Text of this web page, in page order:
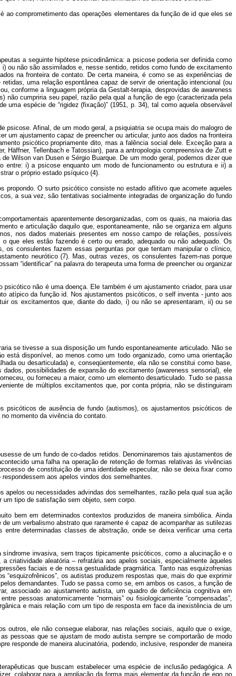
ao comprometimento das operações elementares da função de id que eles se
a seguinte hipótese psicodinâmica: a psicose poderia ser definida como
ou não são assimilados e, nesse sentido, retidos como fundo de excitamento
na fronteira de contato. De certa maneira, é como se as experiências de
uma relação espontânea capaz de servir de orientação intencional (ou
conforme a linguagem própria da Gestalt-terapia, desprovidas de awareness
cumpriria seu papel, razão pela qual a função de ego (caracterizada pela
espécie de “rigidez (fixação)” (1951, p. 34), tal como aquela observável
psicose. Afinal, de um modo geral, a psiquiatria se ocupa mais do malogro de
um ajustamento capaz de preencher ou articular, junto aos dados na fronteira
psicótico propriamente dito, mas a falência social dele. Exceção para a
Häffner, Tellenbach e Tatossian), para a antropologia compreensiva de Zutt e
Wilson van Dusen e Sérgio Buarque. De um modo geral, podemos dizer que
i) a psicose enquanto um modo de funcionamento ou estrutura e ii) a
o próprio estado psíquico (4).
propondo. O surto psicótico consiste no estado aflitivo que acomete aqueles
a sua vez, são tentativas socialmente integradas de organização do fundo
aparentemente desorganizadas, com os quais, na maioria das
e articulação daquilo que, espontaneamente, não se organiza em alguns
nos dados materiais presentes em nosso campo de relações, possíveis
que eles estão fazendo é certo ou errado, adequado ou não adequado. Os
os consulentes fazem essas perguntas por que tentam manipular o clínico,
neurótico (7). Mas, outras vezes, os consulentes fazem-nas porque
“identificar” na palavra do terapeuta uma forma de preencher ou organizar
não é uma doença. Ele também é um ajustamento criador, para usar
atípico da função id. Nos ajustamentos psicóticos, o self inventa - junto aos
os excitamentos que, diante do dado, i) ou não se apresentaram, ii) ou se
se tivesse a sua disposição um fundo espontaneamente articulado. Não se
está disponível, ao menos como um todo organizado, como uma orientação
ou desarticulada) e, conseqüentemente, ela não se constitui como base,
possibilidades de expansão do excitamento (awareness sensorial), ele
ou forneceu a maior, como um elemento desarticulado. Tudo se passa
de múltiplos excitamentos que, por conta própria, não se distinguiram
psicóticos de ausência de fundo (autismos), os ajustamentos psicóticos de
momento da vivência do contato.
de um fundo de co-dados retidos. Denominaremos tais ajustamentos de
uma falha na operação de retenção de formas relativas às vivências
de constituição de uma identidade especular, não se deixa fixar como
aos apelos vindos dos semelhantes.
ou necessidades advindas dos semelhantes, razão pela qual sua ação
tipo de satisfação sem objeto, sem corpo.
bem em determinados contextos produzidos de maneira simbólica. Ainda
um verbalismo abstrato que raramente é capaz de acompanhar as sutilezas
determinadas classes de abstração, onde se deixa verificar uma certa
invasiva, sem traços tipicamente psicóticos, como a alucinação e o
criatividade aleatória – refratária aos apelos sociais, especialmente àqueles
faciais e de nossa gestualidade pragmática. Tanto nas esquizofrenias
os autistas produzem respostas que, mais do que exprimir
demandantes. Tudo se passa como se, em ambos os casos, a função de
associado ao ajustamento autista, um quadro de deficiência cognitiva em
pessoas anatomicamente “normais” ou fisiologicamente “compensadas”,
e mais relação com um tipo de resposta em face da inexistência de um
outros, ele não consegue elaborar, nas relações sociais, aquilo que o exige,
pessoas que se ajustam de modo autista sempre se comportarão de modo
responde de maneira alucinatória, podendo, inclusive, responder de maneira
que buscam estabelecer uma espécie de inclusão pedagógica. A
colaborar para a ampliação da forma mais elementar da função de ego no